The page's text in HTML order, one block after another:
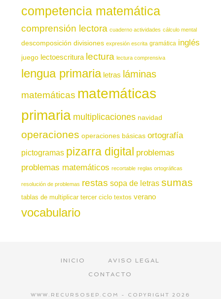
competencia matemática
comprensión lectora cuaderno actividades cálculo mental
descomposición divisiones expresión escrita gramática inglés
juego lectoescritura lectura lectura comprensiva
lengua primaria letras láminas
matemáticas matemáticas
primaria multiplicaciones navidad
operaciones operaciones básicas ortografía
pictogramas pizarra digital problemas
problemas matemáticos recortable reglas ortográficas
resolución de problemas restas sopa de letras sumas
tablas de multiplicar tercer ciclo textos verano
vocabulario
INICIO
AVISO LEGAL
CONTACTO
WWW.RECURSOSEP.COM - COPYRIGHT 2026